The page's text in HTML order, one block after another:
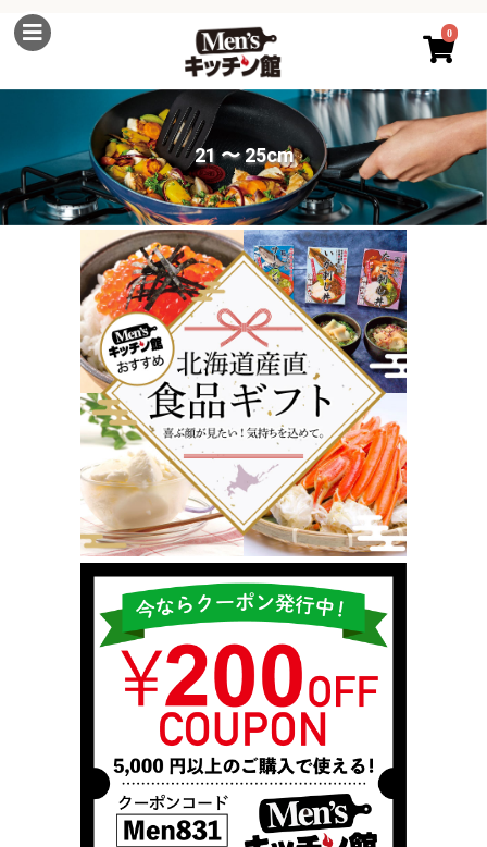
0
21 〜 25cm